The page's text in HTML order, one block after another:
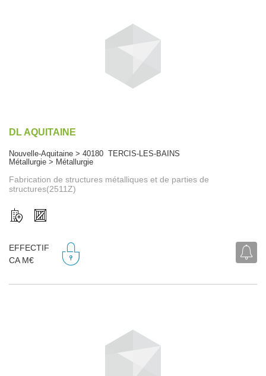
DL AQUITAINE
Nouvelle-Aquitaine > 40180 TERCIS-LES-BAINS
Métallurgie > Métallurgie
Fabrication de structures métalliques et de parties de
structures(2511Z)
EFFECTIF
CA M€